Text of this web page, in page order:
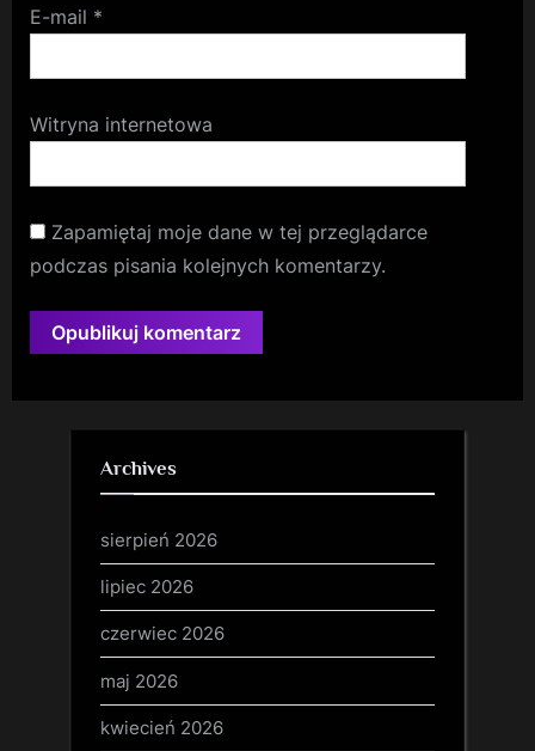
E-mail *
Witryna internetowa
Zapamiętaj moje dane w tej przeglądarce
podczas pisania kolejnych komentarzy.
Archives
sierpień 2026
lipiec 2026
czerwiec 2026
maj 2026
kwiecień 2026